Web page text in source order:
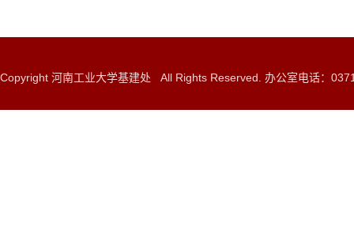
Copyright 河南工业大学基建处 All Rights Reserved. 办公室电话：